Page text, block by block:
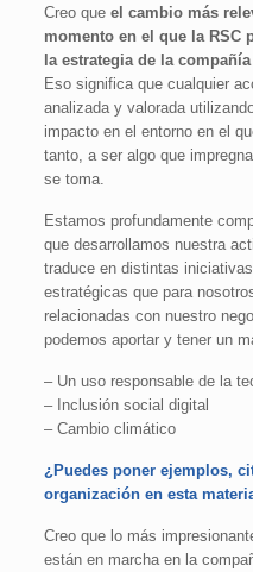
Creo queel cambio más
momento en el que la RSC
la estrategia de la
Eso significa que cualquier
analizada y valorada
impacto en el entorno en el
tanto, a ser algo que
se toma.
Estamos profundamente
que desarrollamos nuestra
traduce en distintas
estratégicas que para
relacionadas con nuestro
podemos aportar y tener un
– Un uso responsable de la
– Inclusión social digital
– Cambio climático
¿Puedes poner ejemplos,
organización en esta
Creo que lo más
están en marcha en la